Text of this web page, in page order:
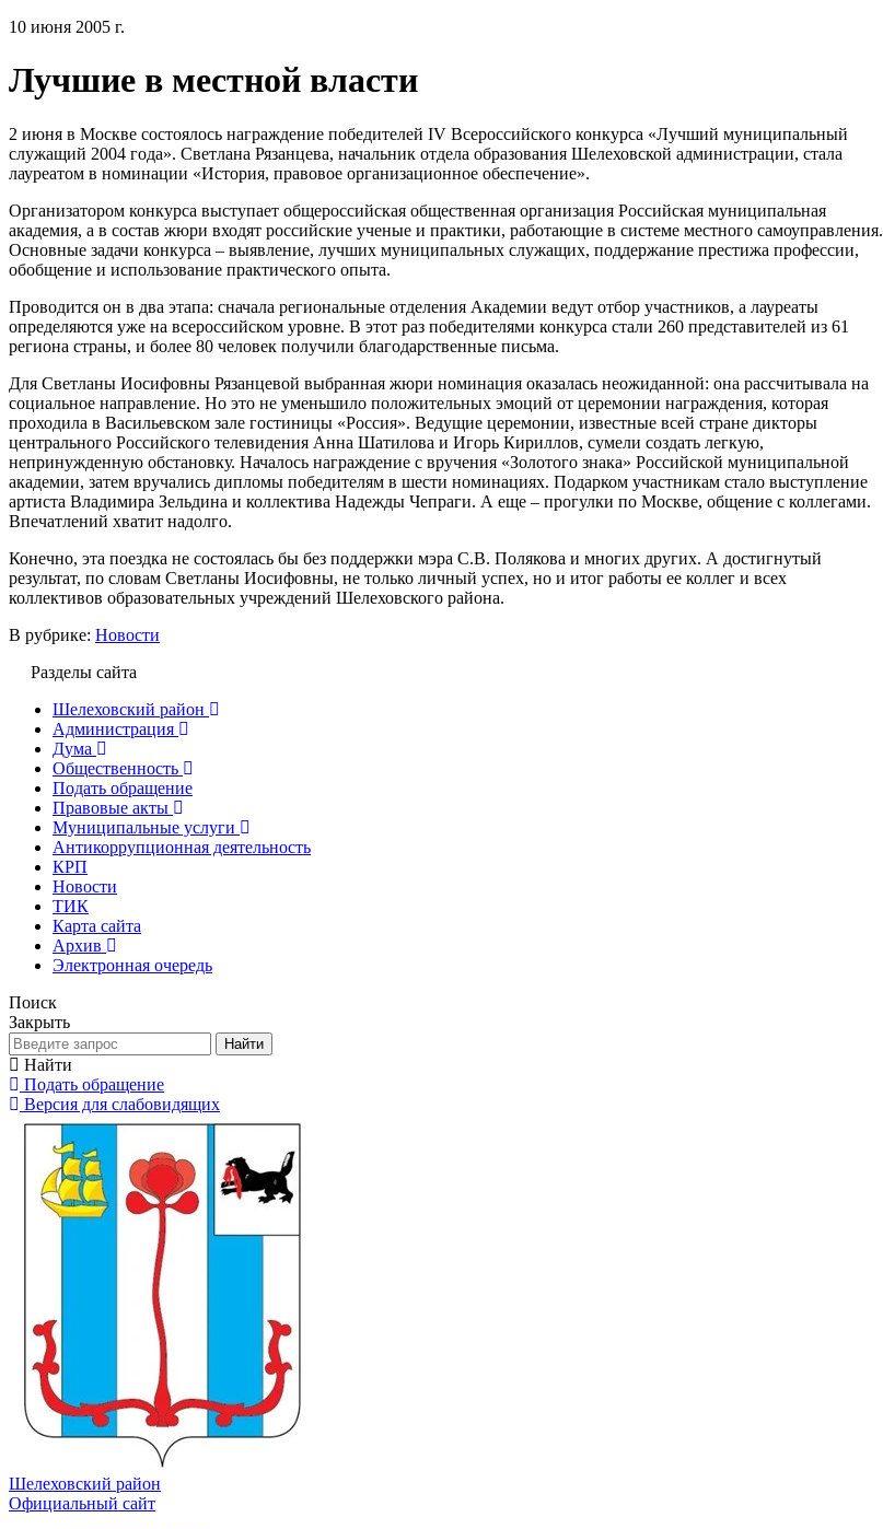
10 июня 2005 г.
Лучшие в местной власти
2 июня в Москве состоялось награждение победителей IV Всероссийского конкурса «Лучший муниципальный
служащий 2004 года». Светлана Рязанцева, начальник отдела образования Шелеховской администрации, стала
лауреатом в номинации «История, правовое организационное обеспечение».
Организатором конкурса выступает общероссийская общественная организация Российская муниципальная
академия, а в состав жюри входят российские ученые и практики, работающие в системе местного самоуправления.
Основные задачи конкурса – выявление, лучших муниципальных служащих, поддержание престижа профессии,
обобщение и использование практического опыта.
Проводится он в два этапа: сначала региональные отделения Академии ведут отбор участников, а лауреаты
определяются уже на всероссийском уровне. В этот раз победителями конкурса стали 260 представителей из 61
региона страны, и более 80 человек получили благодарственные письма.
Для Светланы Иосифовны Рязанцевой выбранная жюри номинация оказалась неожиданной: она рассчитывала на
социальное направление. Но это не уменьшило положительных эмоций от церемонии награждения, которая
проходила в Васильевском зале гостиницы «Россия». Ведущие церемонии, известные всей стране дикторы
центрального Российского телевидения Анна Шатилова и Игорь Кириллов, сумели создать легкую,
непринужденную обстановку. Началось награждение с вручения «Золотого знака» Российской муниципальной
академии, затем вручались дипломы победителям в шести номинациях. Подарком участникам стало выступление
артиста Владимира Зельдина и коллектива Надежды Чепраги. А еще – прогулки по Москве, общение с коллегами.
Впечатлений хватит надолго.
Конечно, эта поездка не состоялась бы без поддержки мэра С.В. Полякова и многих других. А достигнутый
результат, по словам Светланы Иосифовны, не только личный успех, но и итог работы ее коллег и всех
коллективов образовательных учреждений Шелеховского района.
В рубрике: Новости
Разделы сайта
Шелеховский район
Администрация
Дума
Общественность
Подать обращение
Правовые акты
Муниципальные услуги
Антикоррупционная деятельность
КРП
Новости
ТИК
Карта сайта
Архив
Электронная очередь
Поиск
Закрыть
Найти
Найти
Подать обращение
Версия для слабовидящих
Шелеховский район
Официальный сайт